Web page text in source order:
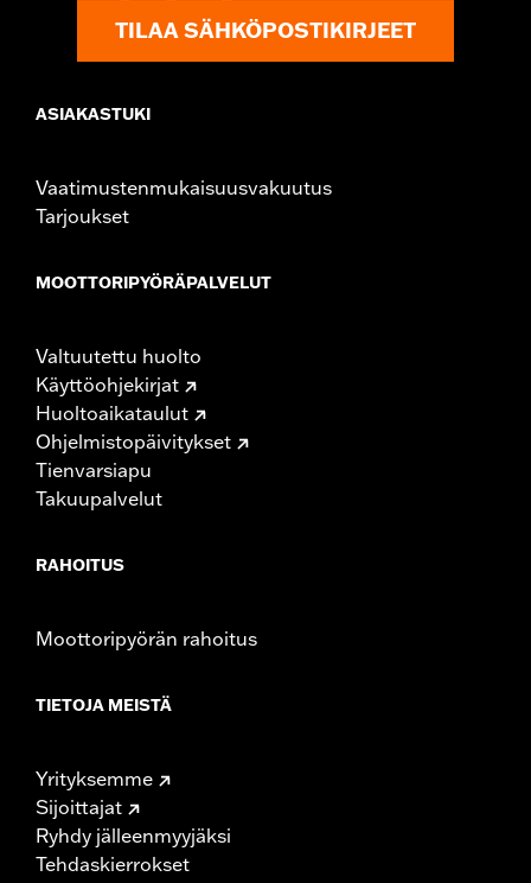
TILAA SÄHKÖPOSTIKIRJEET
ASIAKASTUKI
Vaatimustenmukaisuusvakuutus
Tarjoukset
MOOTTORIPYÖRÄPALVELUT
Valtuutettu huolto
Käyttöohjekirjat
Huoltoaikataulut
Ohjelmistopäivitykset
Tienvarsiapu
Takuupalvelut
RAHOITUS
Moottoripyörän rahoitus
TIETOJA MEISTÄ
Yrityksemme
Sijoittajat
Ryhdy jälleenmyyjäksi
Tehdaskierrokset